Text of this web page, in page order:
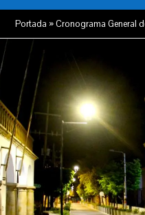
Portada »Cronograma General